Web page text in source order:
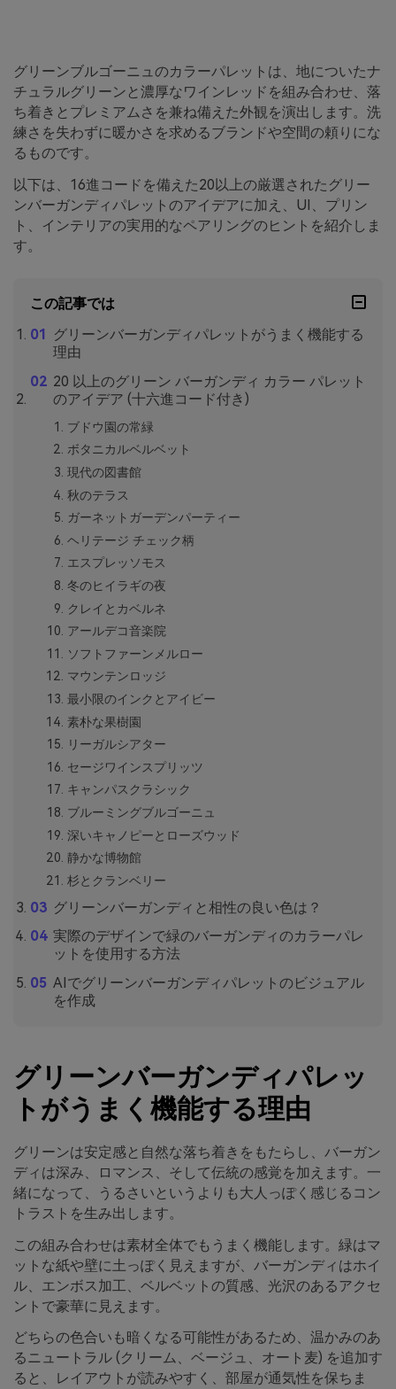
グリーンブルゴーニュのカラーパレットは、地についたナ
チュラルグリーンと濃厚なワインレッドを組み合わせ、落
ち着きとプレミアムさを兼ね備えた外観を演出します。洗
練さを失わずに暖かさを求めるブランドや空間の頼りにな
るものです。
以下は、16進コードを備えた20以上の厳選されたグリー
ンバーガンディパレットのアイデアに加え、UI、プリン
ト、インテリアの実用的なペアリングのヒントを紹介しま
す。
この記事では
グリーンバーガンディパレットがうまく機能する
理由
20 以上のグリーン バーガンディ カラー パレット
のアイデア (十六進コード付き)
ブドウ園の常緑
ボタニカルベルベット
現代の図書館
秋のテラス
ガーネットガーデンパーティー
ヘリテージ チェック柄
エスプレッソモス
冬のヒイラギの夜
クレイとカベルネ
アールデコ音楽院
ソフトファーンメルロー
マウンテンロッジ
最小限のインクとアイビー
素朴な果樹園
リーガルシアター
セージワインスプリッツ
キャンパスクラシック
ブルーミングブルゴーニュ
深いキャノピーとローズウッド
静かな博物館
杉とクランベリー
グリーンバーガンディと相性の良い色は？
実際のデザインで緑のバーガンディのカラーパレ
ットを使用する方法
AIでグリーンバーガンディパレットのビジュアル
を作成
グリーンバーガンディパレッ
トがうまく機能する理由
グリーンは安定感と自然な落ち着きをもたらし、バーガン
ディは深み、ロマンス、そして伝統の感覚を加えます。一
緒になって、うるさいというよりも大人っぽく感じるコン
トラストを生み出します。
この組み合わせは素材全体でもうまく機能します。緑はマ
ットな紙や壁に土っぽく見えますが、バーガンディはホイ
ル、エンボス加工、ベルベットの質感、光沢のあるアクセ
ントで豪華に見えます。
どちらの色合いも暗くなる可能性があるため、温かみのあ
るニュートラル (クリーム、ベージュ、オート麦) を追加す
ると、レイアウトが読みやすく、部屋が通気性を保ちま